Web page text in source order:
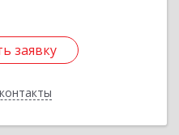
заявку
заявку